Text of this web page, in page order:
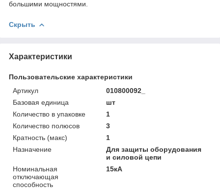
большими мощностями.
Скрыть
Характеристики
Пользовательские характеристики
Артикул
010800092_
Базовая единица
шт
Количество в упаковке
1
Количество полюсов
3
Кратность (макс)
1
Назначение
Для защиты оборудования
и силовой цепи
Номинальная
отключающая
способность
15кА